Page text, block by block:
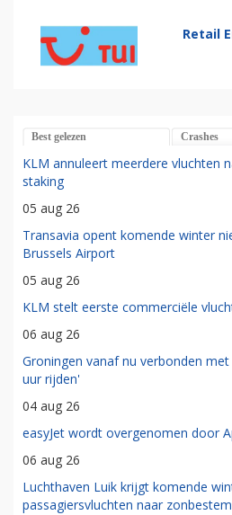
Retail
Best gelezen Crashes
KLM annuleert meerdere vluchten
staking
05 aug 26
Transavia opent komende winter
Brussels Airport
05 aug 26
KLM stelt eerste commerciële
06 aug 26
Groningen vanaf nu verbonden
uur rijden'
04 aug 26
easyJet wordt overgenomen door
06 aug 26
Luchthaven Luik krijgt komende
passagiersvluchten naar